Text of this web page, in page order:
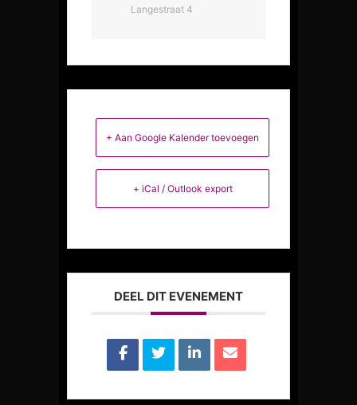
Langestraat 4
+ Aan Google Kalender toevoegen
+ iCal / Outlook export
DEEL DIT EVENEMENT